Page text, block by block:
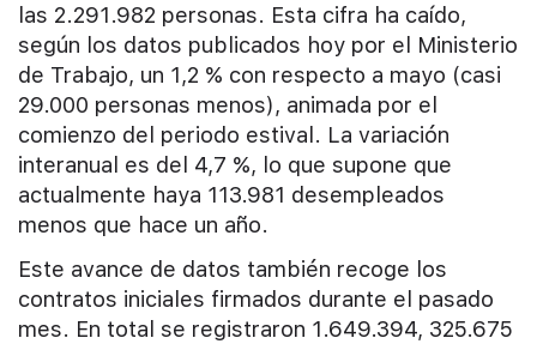
las 2.291.982 personas. Esta cifra ha caído,
según los datos publicados hoy por el Ministerio
de Trabajo, un 1,2 % con respecto a mayo (casi
29.000 personas menos), animada por el
comienzo del periodo estival. La variación
interanual es del 4,7 %, lo que supone que
actualmente haya 113.981 desempleados
menos que hace un año.
Este avance de datos también recoge los
contratos iniciales firmados durante el pasado
mes. En total se registraron 1.649.394, 325.675